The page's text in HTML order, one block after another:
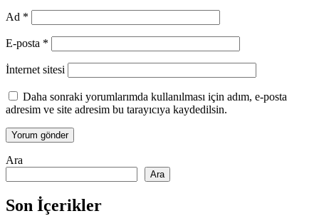
Ad *
E-posta *
İnternet sitesi
Daha sonraki yorumlarımda kullanılması için adım, e-posta
adresim ve site adresim bu tarayıcıya kaydedilsin.
Ara
Ara
Son İçerikler